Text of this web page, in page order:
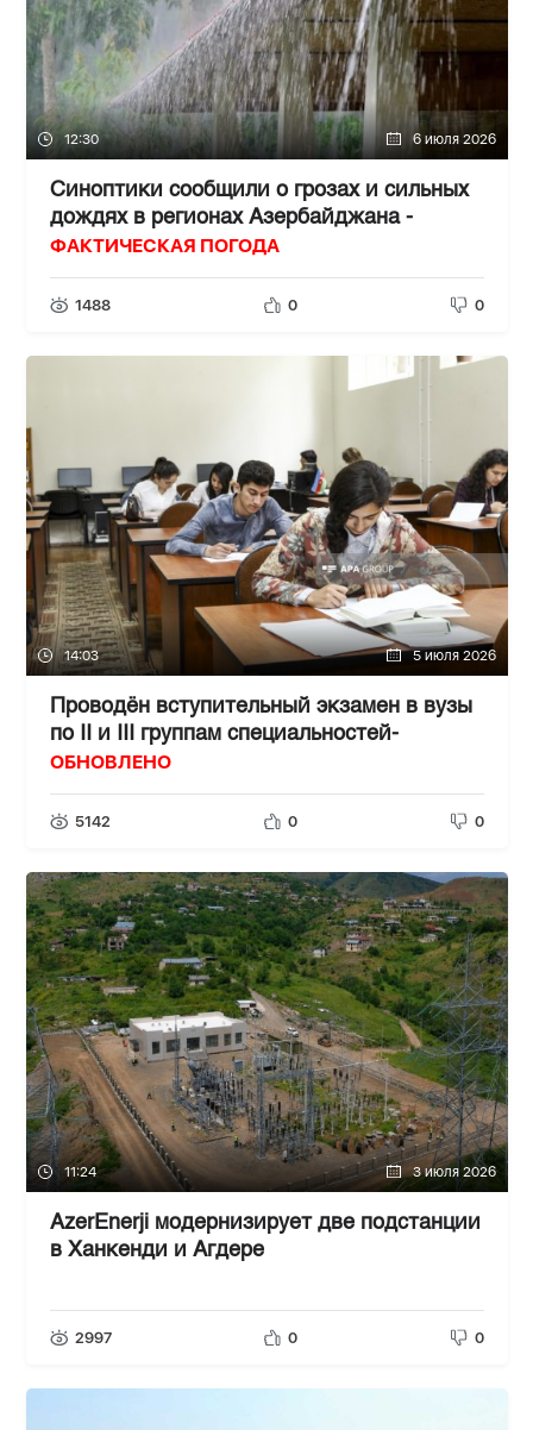
12:30 6 июля 2026
Синоптики сообщили о грозах и сильных
дождях в регионах Азербайджана -
ФАКТИЧЕСКАЯ ПОГОДА
1488 0 0
14:03 5 июля 2026
Проводён вступительный экзамен в вузы
по II и III группам специальностей-
ОБНОВЛЕНО
5142 0 0
11:24 3 июля 2026
AzerEnerji модернизирует две подстанции
в Ханкенди и Агдере
2997 0 0